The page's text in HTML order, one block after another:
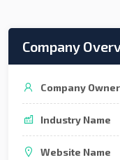
Company
Company Owner
Industry Name
Website Name